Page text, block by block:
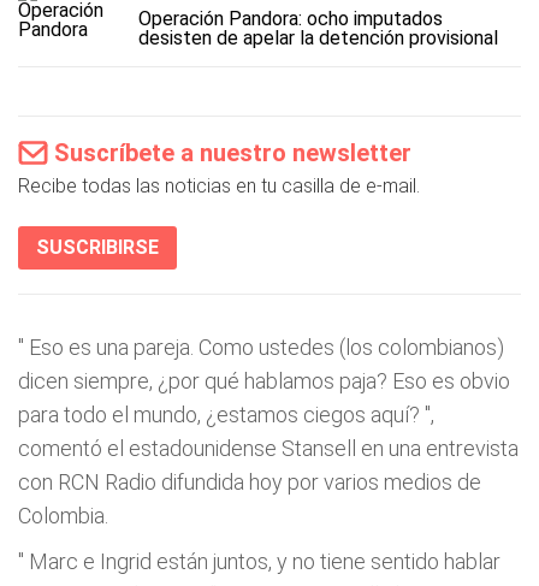
Operación Pandora: ocho imputados
desisten de apelar la detención provisional
Suscríbete a nuestro newsletter
Recibe todas las noticias en tu casilla de e-mail.
SUSCRIBIRSE
" Eso es una pareja. Como ustedes (los colombianos)
dicen siempre, ¿por qué hablamos paja? Eso es obvio
para todo el mundo, ¿estamos ciegos aquí? ",
comentó el estadounidense Stansell en una entrevista
con RCN Radio difundida hoy por varios medios de
Colombia.
" Marc e Ingrid están juntos, y no tiene sentido hablar